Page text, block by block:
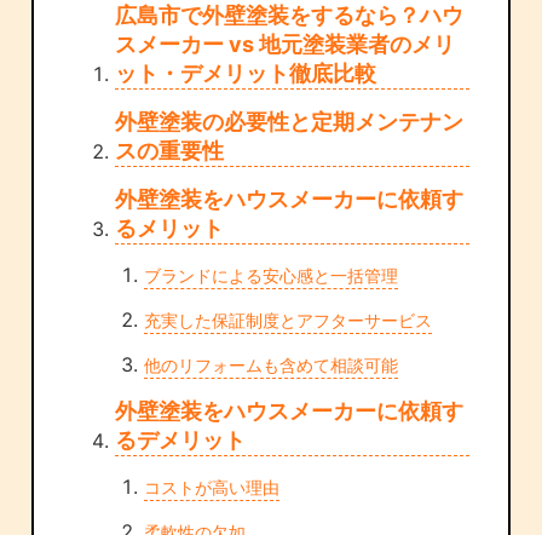
広島市で外壁塗装をするなら？ハウ
スメーカー vs 地元塗装業者のメリ
ット・デメリット徹底比較
外壁塗装の必要性と定期メンテナン
スの重要性
外壁塗装をハウスメーカーに依頼す
るメリット
ブランドによる安心感と一括管理
充実した保証制度とアフターサービス
他のリフォームも含めて相談可能
外壁塗装をハウスメーカーに依頼す
るデメリット
コストが高い理由